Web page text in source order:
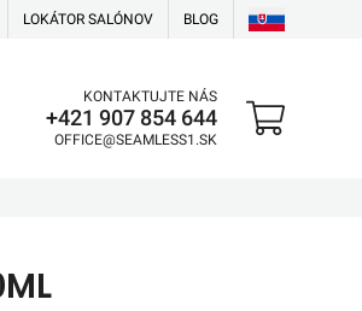
LOKÁTOR SALÓNOV BLOG
KONTAKTUJTE NÁS
+421 907 854 644
OFFICE@SEAMLESS1.SK